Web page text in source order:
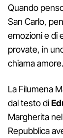
Quando
San Carlo,
emozioni e di
provate, in
chiama
La Filumena
dal testo di
Margherita
Repubblica